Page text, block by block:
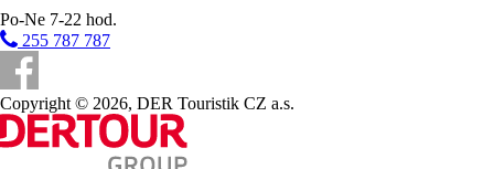
Bazény
Dětský bazén
Bazén s možností vyhřívání
Po-Ne 7-22 hod.
255 787 787
Copyright © 2026, DER Touristik CZ a.s.